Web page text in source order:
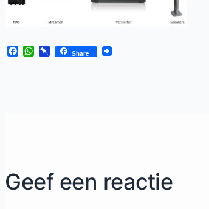
Facebook
WhatsApp
Pinboard
Share
Geef een reactie